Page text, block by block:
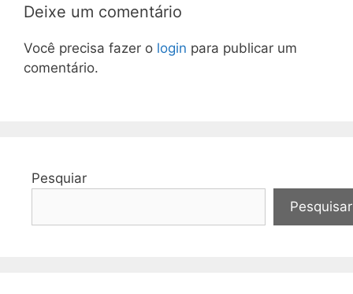
Deixe um comentário
Você precisa fazer o login para publicar um
comentário.
Pesquiar
Pesquisar